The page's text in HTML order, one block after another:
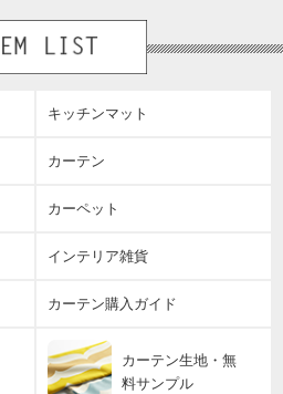
キッチンマット
カーテン
カーペット
インテリア雑貨
カーテン購入ガイド
カーテン生地・無
料サンプル